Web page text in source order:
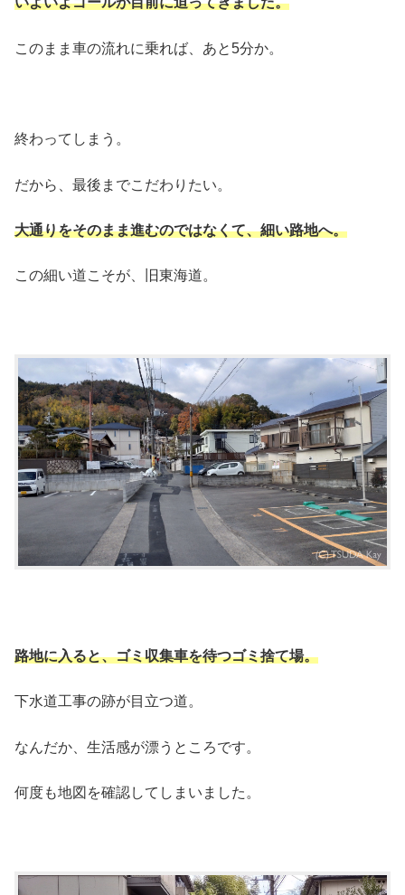
このまま車の流れに乗れば、あと5分か。
終わってしまう。
だから、最後までこだわりたい。
大通りをそのまま進むのではなくて、細い路地へ。
この細い道こそが、旧東海道。
路地に入ると、ゴミ収集車を待つゴミ捨て場。
下水道工事の跡が目立つ道。
なんだか、生活感が漂うところです。
何度も地図を確認してしまいました。